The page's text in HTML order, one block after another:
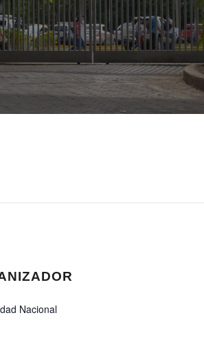
Nacional